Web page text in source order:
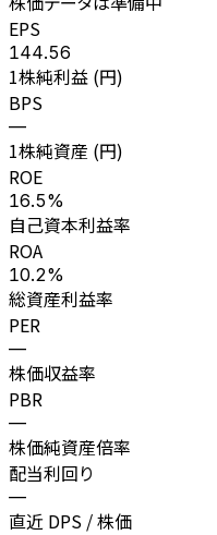
EPS
144.56
1株純利益 (円)
BPS
—
1株純資産 (円)
ROE
16.5%
自己資本利益率
ROA
10.2%
総資産利益率
PER
—
株価収益率
PBR
—
株価純資産倍率
配当利回り
—
直近 DPS / 株価